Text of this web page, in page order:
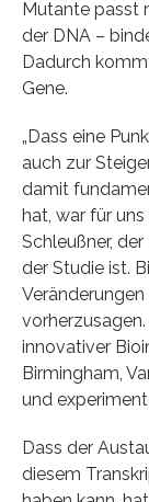
Mutante passt
der DNA –
Dadurch
Gene.
„Dass eine
auch zur
damit
hat, war für uns
Schleußner,
der Studie ist.
innovativer
Birmingham,
und
Dass der
diesem